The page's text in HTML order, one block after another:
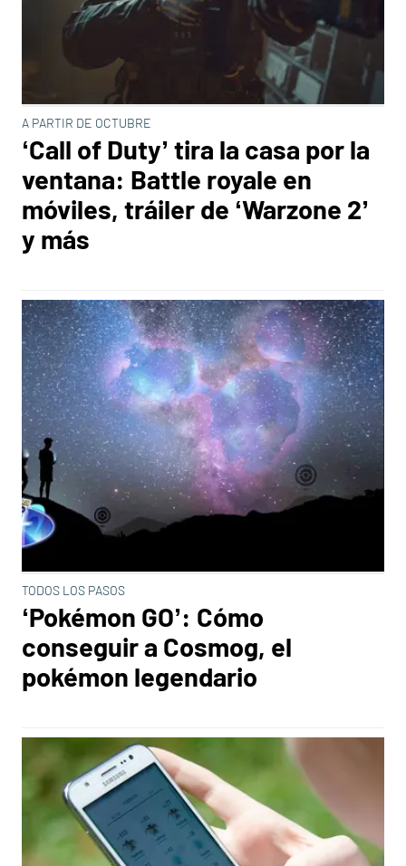
A PARTIR DE OCTUBRE
‘Call of Duty’ tira la casa por la
ventana: Battle royale en
móviles, tráiler de ‘Warzone 2’
y más
TODOS LOS PASOS
‘Pokémon GO’: Cómo
conseguir a Cosmog, el
pokémon legendario